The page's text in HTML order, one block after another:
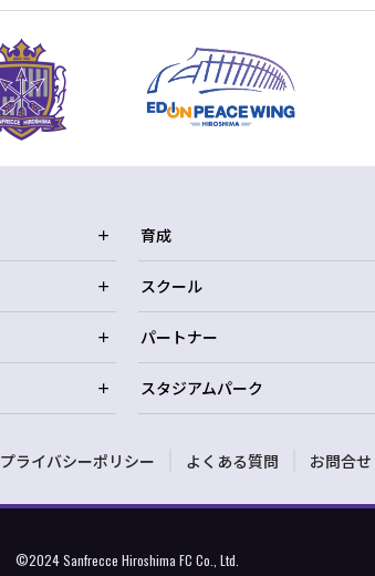
育成
スクール
パートナー
スタジアムパーク
プライバシーポリシー よくある質問 お問合せ
©2024 Sanfrecce Hiroshima FC Co., Ltd.